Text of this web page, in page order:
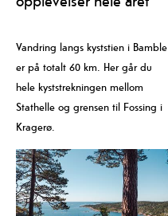
Vandring langs kyststien i Bamble
er på totalt 60 km. Her går du
hele kyststrekningen mellom
Stathelle og grensen til Fossing i
Kragerø.